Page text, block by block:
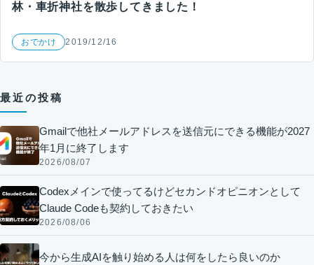
林・車折神社を散歩してきました！
おでかけ 2019/12/16
最近の投稿
Gmailで他社メールアドレスを送信元にできる機能が2027
年1月に終了します
2026/08/07
Codexメインで使ってるけどセカンドオピニオンとして
Claude Codeも契約しておきたい
2026/08/06
今から生成AIを触り始める人は何をしたら良いのか